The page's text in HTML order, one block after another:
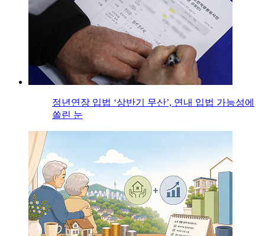
정년연장 입법 ‘상반기 무산’, 연내 입법 가능성에
쏠린 눈